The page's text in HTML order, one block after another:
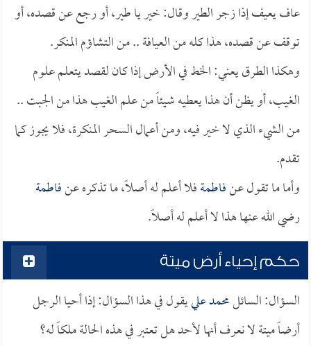
عاف يعيف إذا زجر الطير وقال: خير يا طير، أو رجع عن قصده، أو
توقف عن قصده، هذا كله من العيافة .. من التشاؤم المنكر.
وهكذا الطرق يعني: الخط في الأرض إذا كان لقصد يتعلم علوم
الغيب، أو يظن أن هذا يعطيه شيئاً من علم الغيب هذا من الجبت ..
من الشيء الذي لا خير فيه، ومن أعمال السحر المنكرة، فلا يجوز كما
تقدم.
وأما ما تقول عنفاطمةفلا أعلم له أصلاً، ما تذكره عنفاطمة
رضي الله عنها هذا لا أعلم له أصلاً.
حكم إحياء أرض ميتة
السؤال: السائلمحمد علييقول في هذا السؤال: إذا أحيا الرجل
أرضاً ميتة لا نعرف أنها لأحد هل تعتبر في هذه الحالة ملكاً له؟